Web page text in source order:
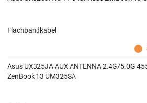
Flachbandkabel
Asus UX325JA AUX ANTENNA 2.4G/5.0G
ZenBook 13 UM325SA